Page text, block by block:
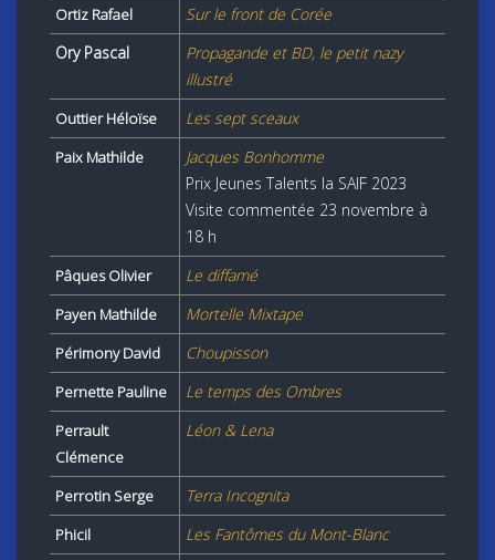
Ortiz Rafael
Sur le front de Corée
Ory Pascal
Propagande et BD, le petit nazy
illustré
Outtier Héloïse Les sept sceaux
Paix Mathilde
Jacques Bonhomme
Prix Jeunes Talents la SAIF 2023
Visite commentée 23 novembre à
18 h
Pâques Olivier Le diffamé
Payen Mathilde Mortelle Mixtape
Périmony David Choupisson
Pernette Pauline Le temps des Ombres
Perrault
Clémence
Léon & Lena
Perrotin Serge Terra Incognita
Phicil Les Fantômes du Mont-Blanc